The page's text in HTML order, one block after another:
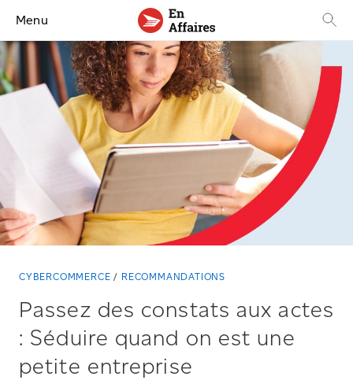
Menu
CYBERCOMMERCE RECOMMANDATIONS
Passez des constats aux actes
: Séduire quand on est une
petite entreprise